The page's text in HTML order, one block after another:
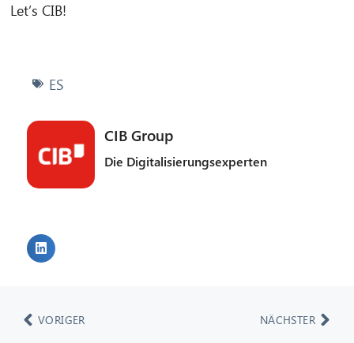
Let’s CIB!
ES
CIB Group
Die Digitalisierungsexperten
VORIGER NÄCHSTER